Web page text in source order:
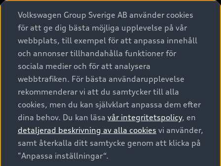
A6 modellerna
SUV
Avant
Audi Sport
Privatleasing
Nya bilar i lager
Begagnade bilar i lager
Audi approved :plus - så gott som nya
Finansiering
Audi exclusive
Provkörning
Service & tillbehör
Audi digital services
Originaltillbehör - köp online
Garantier
Försäkring
Digitala manualer för din Audi
Audi Collection – livsstilsartiklar
Vanliga frågor
Tjänstebil
Tjänstebil
Business lease online
Företagsleasing
Om Audi Sverige
Kontakta oss
Audi Återförsäljare/-serviceverkstad
myAudi
Pressmeddelanden
© 2026 AUDI SVERIGE. All Rights Reserved.
Utgivare Juridiskt
Juridiskt Audi AG
Juridiskt Audi Digital Giveaway
Volkswagen Group Sverige AB använder cookies
för att ge dig bästa möjliga upplevelse på vår
webbplats, till exempel för att anpassa innehåll
och annonser tillhandahålla funktioner för
sociala medier och för att analysera
webbtrafiken. För bästa användarupplevelse
rekommenderar vi att du samtycker till alla
cookies, men du kan självklart anpassa dem efter
dina behov. Du kan läsa vår integritetspolicy, en
detaljerad beskrivning av alla cookies vi använder,
samt återkalla ditt samtycke genom att klicka på
"Anpassa inställningar“.